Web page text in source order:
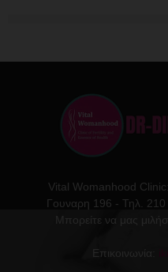
Vital Womanhood
Γουναρη 196 - Τηλ.
Μπορείτε να μας
Επικοινωνία: